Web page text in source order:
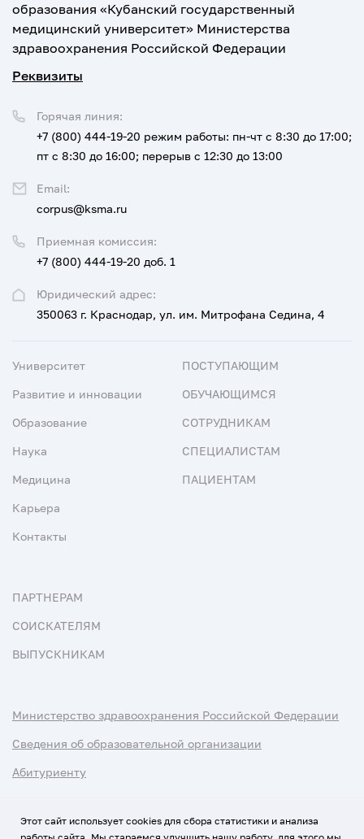
образования «Кубанский государственный
медицинский университет» Министерства
здравоохранения Российской Федерации
Реквизиты
Юридический адрес:
350063 г. Краснодар, ул. им. Митрофана Седина, 4
Приемная комиссия:
+7 (800) 444-19-20 доб. 1
Горячая линия:
+7 (800) 444-19-20 режим работы: пн-чт с 8:30 до 17:00;
пт с 8:30 до 16:00; перерыв с 12:30 до 13:00
Email:
corpus@ksma.ru
Университет
Развитие и инновации
Образование
Наука
Медицина
Карьера
Контакты
ПОСТУПАЮЩИМ
ОБУЧАЮЩИМСЯ
СОТРУДНИКАМ
СПЕЦИАЛИСТАМ
ПАЦИЕНТАМ
ПАРТНЕРАМ
СОИСКАТЕЛЯМ
ВЫПУСКНИКАМ
Министерство здравоохранения Российской Федерации
Сведения об образовательной организации
Абитуриенту
Этот сайт использует cookies для сбора статистики и анализа